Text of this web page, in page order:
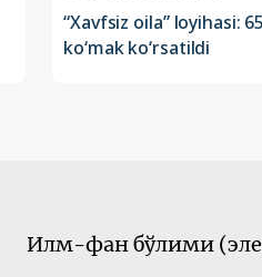
“Xavfsiz oila” loyihasi:
ko‘mak ko‘rsatildi
Илм-фан бўлими